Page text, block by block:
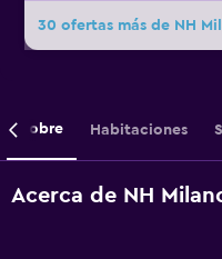
30 ofertas más de NH
Sobre Habitaciones
Acerca de NH